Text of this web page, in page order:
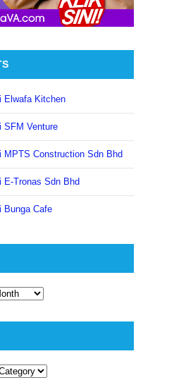
Elwafa Kitchen
SFM Venture
MPTS Construction Sdn Bhd
E-Tronas Sdn Bhd
Bunga Cafe